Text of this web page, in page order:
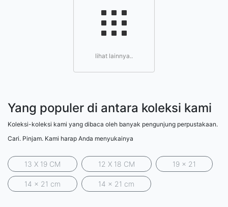
lihat lainnya..
Yang populer di antara koleksi kami
Koleksi-koleksi kami yang dibaca oleh banyak pengunjung perpustakaan.
Cari. Pinjam. Kami harap Anda menyukainya
13 X 19 CM 12 X 18 CM 19 x 21
14 x 21 cm 14 x 21 cm